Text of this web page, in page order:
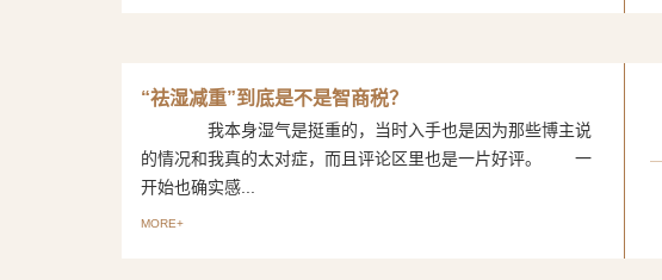
“祛湿减重”到底是不是智商税？
我本身湿气是挺重的，当时入手也是因为那些博主说
的情况和我真的太对症，而且评论区里也是一片好评。 一
开始也确实感...
MORE+